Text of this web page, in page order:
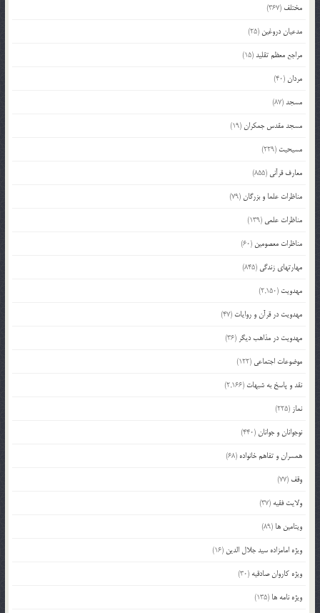
مختلف (367)
مدعیان دروغین (25)
مراجع معظم تقلید(15)
مردان(40)
مسجد(87)
مسجد مقدس جمکران(19)
مسیحیت (229)
معارف قرآنی (855)
مناظرات علما و بزرگان(79)
مناظرات علمی (139)
مناظرات معصومین (60)
مهارتهای زندگی (845)
مهدویت (2,150)
مهدویت در قرآن و روایات (47)
مهدویت در مذاهب دیگر (36)
موضوعات اجتماعی (122)
نقد و پاسخ به شبهات (2,166)
نماز (225)
نوجوانان و جوانان(440)
همسران و تفاهم خانواده (68)
وقف (77)
ولایت فقیه (37)
ویتامین ها (89)
ویژه امامزاده سید جلال الدین (16)
ویژه کاروان صادقیه (30)
ویژه نامه ها (135)